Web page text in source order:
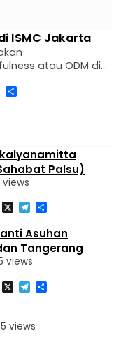
ISMC Jakarta
atau ODM di
01, 08, 15 Maret
dan fisik yang
Telegram
Palsu)
views
X Telegram
Share
Asuhan
Tangerang
views
X Telegram
Share
views